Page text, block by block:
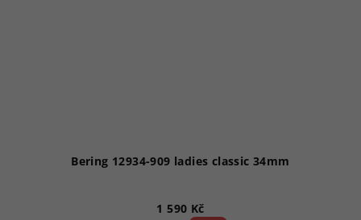
Bering 12934-909 ladies classic 34mm
1 590 Kč